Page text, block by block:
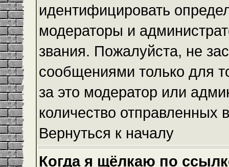
идентифицировать
модераторы и
звания. Пожалуйста, не
сообщениями только для
за это модератор или
количество
Вернуться к началу
Когда я щёлкаю по